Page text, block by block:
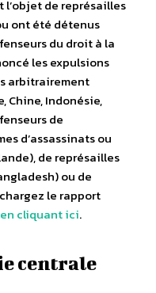
l’objet de représailles
ont été détenus
du droit à la
les expulsions
arbitrairement
Chine, Indonésie,
de
d’assassinats ou
de représailles
ou de
le rapport
en cliquant ici.
centrale